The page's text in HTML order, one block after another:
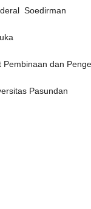
Soedirman
Pembinaan dan
Pasundan